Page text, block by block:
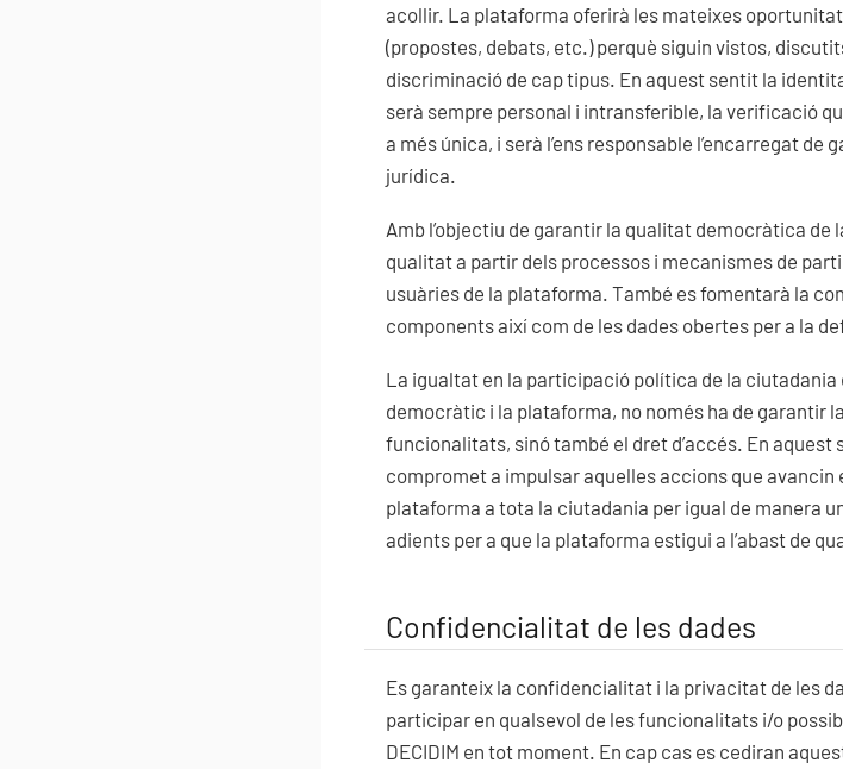
acollir. La plataforma oferirà les mateixes
(propostes, debats, etc.) perquè siguin vistos,
discriminació de cap tipus. En aquest sentit la
serà sempre personal i intransferible, la verificació
a més única, i serà l’ens responsable l’encarregat
jurídica.
Amb l’objectiu de garantir la qualitat democràtica de
qualitat a partir dels processos i mecanismes de
usuàries de la plataforma. També es fomentarà la
components així com de les dades obertes per a la
La igualtat en la participació política de la
democràtic i la plataforma, no només ha de garantir
funcionalitats, sinó també el dret d’accés. En
compromet a impulsar aquelles accions que
plataforma a tota la ciutadania per igual de manera
adients per a que la plataforma estigui a l’abast de
Confidencialitat de les dades
Es garanteix la confidencialitat i la privacitat de les
participar en qualsevol de les funcionalitats i/o
DECIDIM en tot moment. En cap cas es cediran